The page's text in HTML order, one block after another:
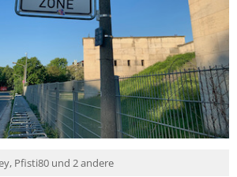
, Pfisti80 und 2 andere